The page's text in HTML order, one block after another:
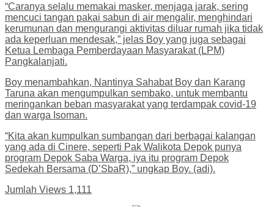
“Caranya selalu memakai masker, menjaga jarak, sering
mencuci tangan pakai sabun di air mengalir, menghindari
kerumunan dan mengurangi aktivitas diluar rumah jika tidak
ada keperluan mendesak,” jelas Boy yang juga sebagai
Ketua Lembaga Pemberdayaan Masyarakat (LPM)
Pangkalanjati.
Boy menambahkan, Nantinya Sahabat Boy dan Karang
Taruna akan mengumpulkan sembako, untuk membantu
meringankan beban masyarakat yang terdampak covid-19
dan warga Isoman.
“Kita akan kumpulkan sumbangan dari berbagai kalangan
yang ada di Cinere, seperti Pak Walikota Depok punya
program Depok Saba Warga, iya itu program Depok
Sedekah Bersama (D’SbaR),” ungkap Boy. (adi).
Jumlah Views 1,111